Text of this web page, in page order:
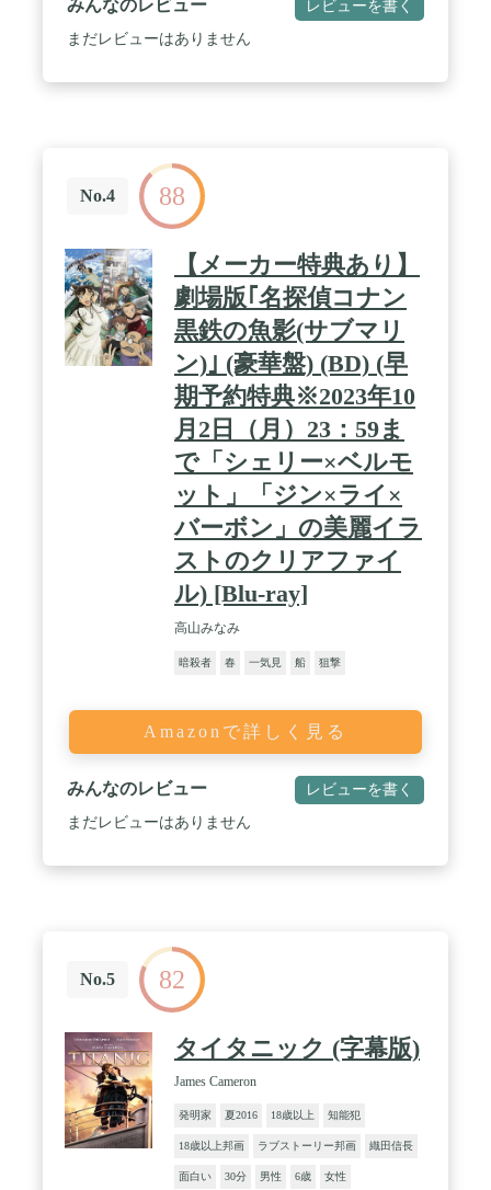
みんなのレビュー レビューを書く
まだレビューはありません
No.4 88
【メーカー特典あり】
劇場版｢名探偵コナン
黒鉄の魚影(サブマリ
ン)｣ (豪華盤) (BD) (早
期予約特典※2023年10
月2日（月）23：59ま
で「シェリー×ベルモ
ット」「ジン×ライ×
バーボン」の美麗イラ
ストのクリアファイ
ル) [Blu-ray]
高山みなみ
暗殺者 春 一気見 船 狙撃
Amazonで詳しく見る
みんなのレビュー レビューを書く
まだレビューはありません
No.5 82
タイタニック (字幕版)
James Cameron
発明家 夏2016 18歳以上 知能犯
18歳以上邦画 ラブストーリー邦画 織田信長
面白い 30分 男性 6歳 女性